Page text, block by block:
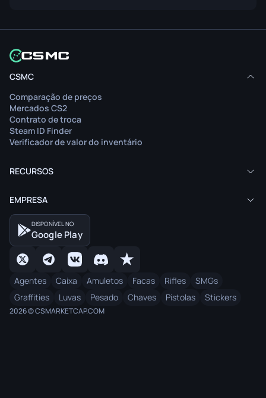
CSMC
Comparação de preços
Mercados CS2
Contrato de troca
Steam ID Finder
Verificador de valor do inventário
RECURSOS
EMPRESA
DISPONÍVEL NO
Google Play
Agentes Caixa Amuletos Facas Rifles
SMGs
Graffities
Luvas Pesado Chaves Pistolas Stickers
2026 © CSMARKETCAP.COM